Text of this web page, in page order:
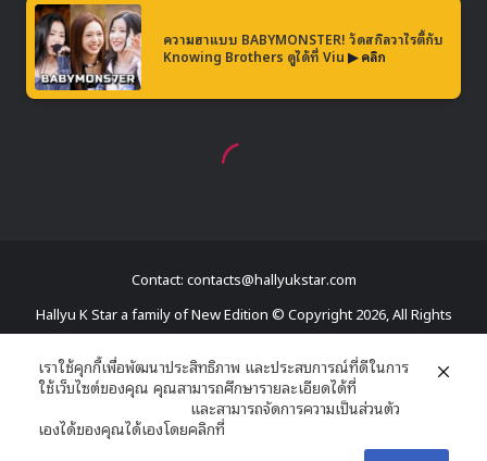
Contact: contacts@hallyukstar.com
Hallyu K Star a family of New Edition © Copyright 2026, All Rights
Facebook
X YouTube
RSS
Dailymotion
เราใช้คุกกี้เพื่อพัฒนาประสิทธิภาพ และประสบการณ์ที่ดีในการ
ใช้เว็บไซต์ของคุณ คุณสามารถศึกษารายละเอียดได้ที่
และสามารถจัดการความเป็นส่วนตัว
เองได้ของคุณได้เองโดยคลิกที่